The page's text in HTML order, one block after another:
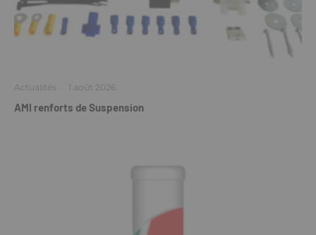
Actualités · 1 août 2026
AMI renforts de Suspension